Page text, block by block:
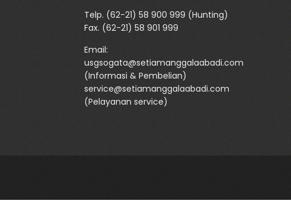
Telp. (62-21) 58 900 999 (Hunting)
Fax. (62-21) 58 901 999
Email:
usgsogata@setiamanggalaabadi.com
(Informasi & Pembelian)
service@setiamanggalaabadi.com
(Pelayanan service)